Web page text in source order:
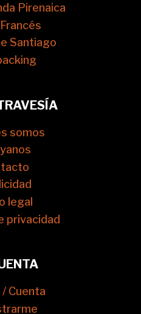
Pirenaica
Santiago
somos
legal
privacidad
/ Cuenta